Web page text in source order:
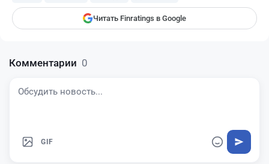
Читать Finratings в Google
Комментарии 0
GIF